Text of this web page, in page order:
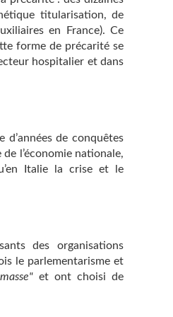
titularisation, de
en France). Ce
forme de précarité se
hospitalier et dans
de conquêtes
l’économie nationale,
Italie la crise et le
des organisations
le parlementarisme et
et ont choisi de